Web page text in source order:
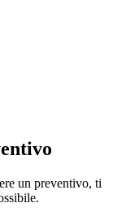
un preventivo, ti